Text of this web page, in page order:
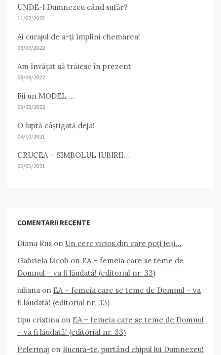
UNDE-I Dumnezeu când sufăr?
11/02/2023
Ai curajul de a-ți împlini chemarea!
08/09/2022
Am învățat să trăiesc în prezent
08/09/2022
Fii un MODEL …
09/02/2022
O luptă câștigată deja!
04/10/2021
CRUCEA – SIMBOLUL IUBIRII…
02/05/2021
COMENTARII RECENTE
Diana Rus on Un cerc vicios din care poți ieși…
Gabriela Iacob on EA – femeia care se teme de
Domnul – va fi lăudată! (editorial nr. 33)
iuliana on EA – femeia care se teme de Domnul – va
fi lăudată! (editorial nr. 33)
tipu cristina on EA – femeia care se teme de Domnul
– va fi lăudată! (editorial nr. 33)
Pelerinaj on Bucură-te, purtând chipul lui Dumnezeu!